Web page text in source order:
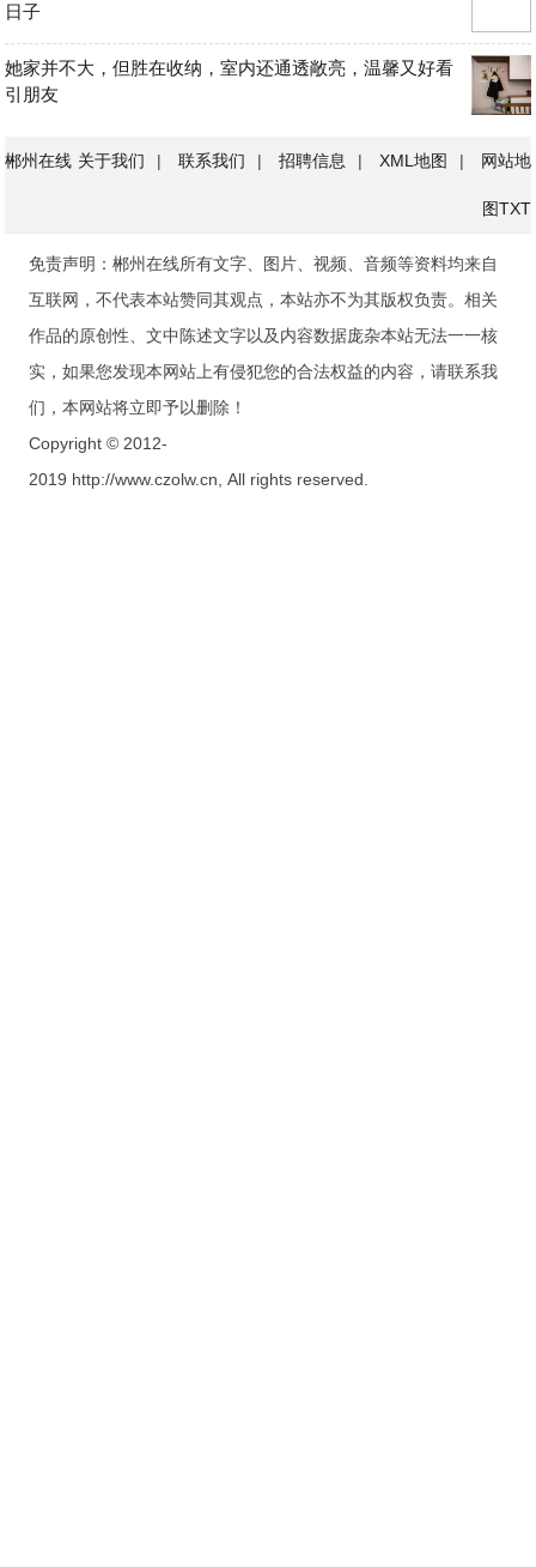
日子
她家并不大，但胜在收纳，室内还通透敞亮，温馨又好看
引朋友
郴州在线 关于我们 | 联系我们 | 招聘信息 | XML地图 | 网站地
图TXT
免责声明：郴州在线所有文字、图片、视频、音频等资料均来自
互联网，不代表本站赞同其观点，本站亦不为其版权负责。相关
作品的原创性、文中陈述文字以及内容数据庞杂本站无法一一核
实，如果您发现本网站上有侵犯您的合法权益的内容，请联系我
们，本网站将立即予以删除！
Copyright © 2012-
2019 http://www.czolw.cn, All rights reserved.